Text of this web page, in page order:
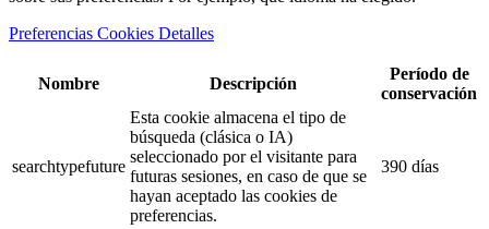
Preferencias Cookies Detalles
Nombre Descripción
Período de
conservación
searchtypefuture
Esta cookie almacena el tipo de
búsqueda (clásica o IA)
seleccionado por el visitante para
futuras sesiones, en caso de que se
hayan aceptado las cookies de
preferencias.
390 días